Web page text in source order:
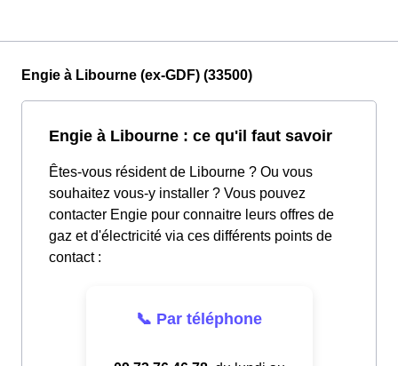
Engie à Libourne (ex-GDF) (33500)
Engie à Libourne : ce qu'il faut savoir
Êtes-vous résident de Libourne ? Ou vous
souhaitez vous-y installer ? Vous pouvez
contacter Engie pour connaitre leurs offres de
gaz et d'électricité via ces différents points de
contact :
📞 Par téléphone